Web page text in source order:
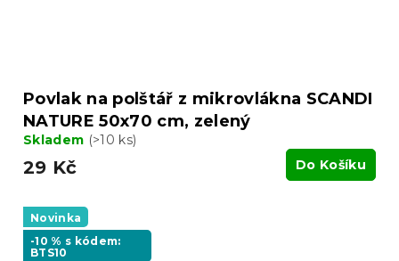
Povlak na polštář z mikrovlákna SCANDI
NATURE 50x70 cm, zelený
Skladem (>10 ks)
29 Kč Do Košíku
Novinka
-10 % s kódem:
BTS10